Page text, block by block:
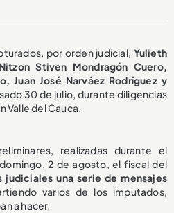
por orden judicial, Yulieth
Stiven Mondragón Cuero,
Juan José Narváez Rodríguez y
30 de julio, durante diligencias
Valle del Cauca.
realizadas durante el
2 de agosto, el fiscal del
judiciales una serie de mensajes
varios de los imputados,
a hacer.